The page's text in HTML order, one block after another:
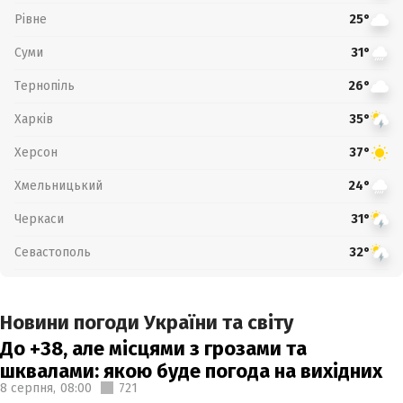
Рівне 25°
Суми 31°
Тернопіль 26°
Харків 35°
Херсон 37°
Хмельницький 24°
Черкаси 31°
Севастополь 32°
Новини погоди України та світу
До +38, але місцями з грозами та
шквалами: якою буде погода на вихідних
8 серпня, 08:00 721